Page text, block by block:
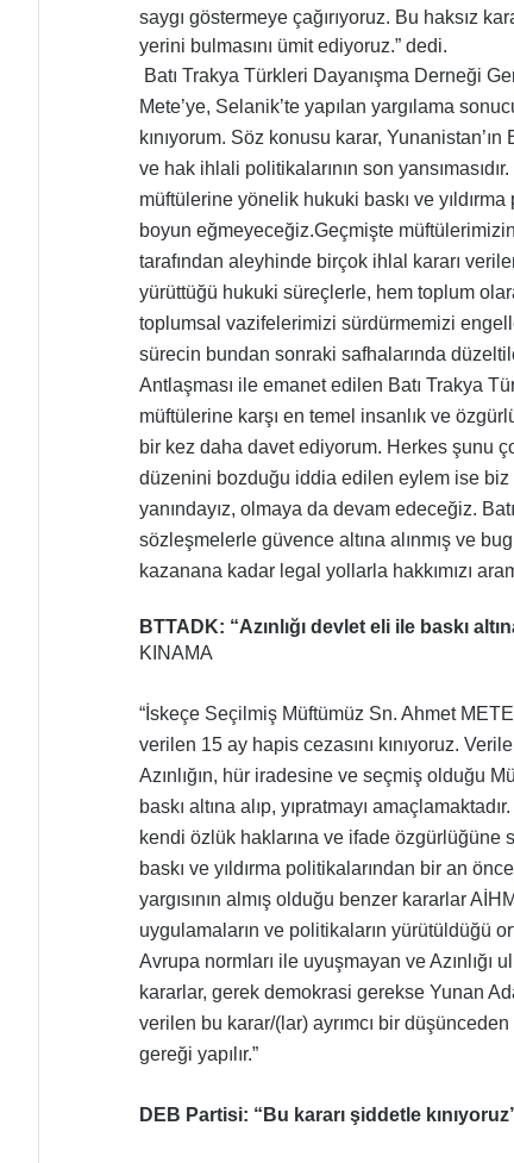
saygı göstermeye çağırıyoruz. Bu haksız
yerini bulmasını ümit ediyoruz.” dedi.
Batı Trakya Türkleri Dayanışma Derneği
Mete’ye, Selanik’te yapılan yargılama
kınıyorum. Söz konusu karar, Yunanistan’ın
ve hak ihlali politikalarının son
müftülerine yönelik hukuki baskı ve
boyun eğmeyeceğiz.Geçmişte
tarafından aleyhinde birçok ihlal kararı
yürüttüğü hukuki süreçlerle, hem toplum
toplumsal vazifelerimizi sürdürmemizi
sürecin bundan sonraki safhalarında
Antlaşması ile emanet edilen Batı Trakya
müftülerine karşı en temel insanlık ve
bir kez daha davet ediyorum. Herkes şunu
düzenini bozduğu iddia edilen eylem ise
yanındayız, olmaya da devam edeceğiz.
sözleşmelerle güvence altına alınmış ve
kazanana kadar legal yollarla hakkımızı
BTTADK: “Azınlığı devlet eli ile baskı
KINAMA
“İskeçe Seçilmiş Müftümüz Sn. Ahmet
verilen 15 ay hapis cezasını kınıyoruz.
Azınlığın, hür iradesine ve seçmiş olduğu
baskı altına alıp, yıpratmayı amaçlamaktadır.
kendi özlük haklarına ve ifade özgürlüğüne
baskı ve yıldırma politikalarından bir an
yargısının almış olduğu benzer kararlar
uygulamaların ve politikaların yürütüldüğü
Avrupa normları ile uyuşmayan ve
kararlar, gerek demokrasi gerekse Yunan
verilen bu karar/(lar) ayrımcı bir
gereği yapılır.”
DEB Partisi: “Bu kararı şiddetle